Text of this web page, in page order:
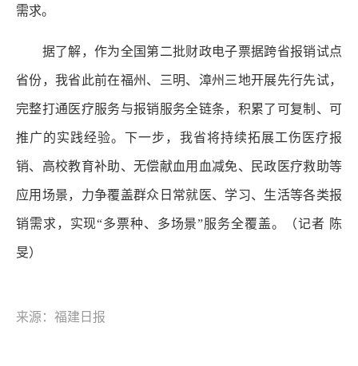
需求。
据了解，作为全国第二批财政电子票据跨省报销试点
省份，我省此前在福州、三明、漳州三地开展先行先试，
完整打通医疗服务与报销服务全链条，积累了可复制、可
推广的实践经验。下一步，我省将持续拓展工伤医疗报
销、高校教育补助、无偿献血用血减免、民政医疗救助等
应用场景，力争覆盖群众日常就医、学习、生活等各类报
销需求，实现“多票种、多场景”服务全覆盖。 （记者 陈
旻）
来源：福建日报